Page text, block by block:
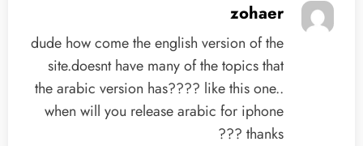
zohaer
dude how come the english version of the
site.doesnt have many of the topics that
the arabic version has???? like this one..
when will you release arabic for iphone
??? thanks